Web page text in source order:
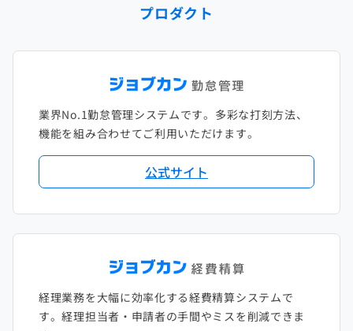
プロダクト
業界No.1勤怠管理システムです。多彩な打刻方法、
機能を組み合わせてご利用いただけます。
公式サイト
経理業務を大幅に効率化する経費精算システムで
す。経理担当者・申請者の手間やミスを削減できま